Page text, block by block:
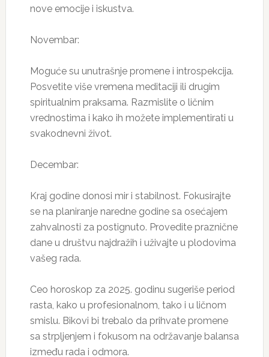
nove emocije i iskustva.
Novembar:
Moguće su unutrašnje promene i introspekcija.
Posvetite više vremena meditaciji ili drugim
spiritualnim praksama. Razmislite o ličnim
vrednostima i kako ih možete implementirati u
svakodnevni život.
Decembar:
Kraj godine donosi mir i stabilnost. Fokusirajte
se na planiranje naredne godine sa osećajem
zahvalnosti za postignuto. Provedite praznične
dane u društvu najdražih i uživajte u plodovima
vašeg rada.
Ceo horoskop za 2025. godinu sugeriše period
rasta, kako u profesionalnom, tako i u ličnom
smislu. Bikovi bi trebalo da prihvate promene
sa strpljenjem i fokusom na održavanje balansa
između rada i odmora.